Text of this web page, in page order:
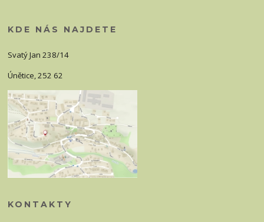
KDE NÁS NAJDETE
Svatý Jan 238/14
Únětice, 252 62
KONTAKTY